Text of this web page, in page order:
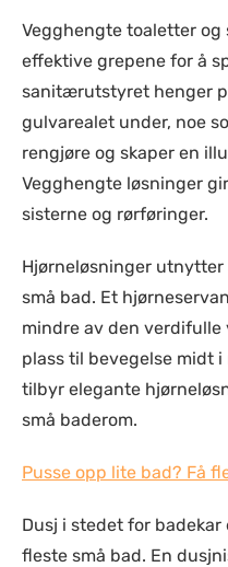
Vegghengte toaletter
effektive grepene for å
sanitærutstyret henger
gulvarealet under, noe
rengjøre og skaper en
Vegghengte løsninger
sisterne og rørføringer.
Hjørneløsninger utnytter
små bad. Et
mindre av den
plass til bevegelse midt
tilbyr elegante
små baderom.
Pusse opp lite bad? Få
Dusj i stedet for
fleste små bad. En